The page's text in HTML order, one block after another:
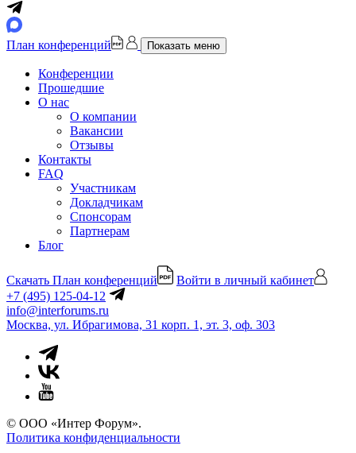
План конференций Показать меню
Конференции
Прошедшие
О нас
О компании
Вакансии
Отзывы
Контакты
FAQ
Участникам
Докладчикам
Спонсорам
Партнерам
Блог
Скачать План конференций
Войти в личный кабинет
+7 (495) 125-04-12
info@interforums.ru
Москва, ул. Ибрагимова, 31 корп. 1, эт. 3, оф. 303
© ООО «Интер Форум».
Политика конфиденциальности